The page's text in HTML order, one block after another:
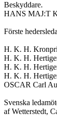
Beskyddare.
HANS MAJ:T
Förste
H. K. H.
H. K. H.
H. K. H.
H. K. H.
OSCAR Carl
Svenska
af Wetterstedt,